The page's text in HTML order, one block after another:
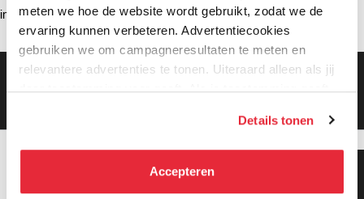
meten we hoe de website wordt gebruikt, zodat we de
ervaring kunnen verbeteren. Advertentiecookies
gebruiken we om campagneresultaten te meten en
relevantere advertenties te tonen. Uiteraard alleen als jij
daar toestemming voor geeft. Als je toestemming geeft,
kunnen deze gegevens combineren met informatie die zij
hebben verzameld via het gebruik van hun diensten. Je
kunt alle cookies accepteren, alleen noodzakelijke
Details tonen
Accepteren
intercom (2)
Gratis bezorging vanaf €99,-
Gratis retourneren binnen 90 dagen*
Klanten geven ons 9.3